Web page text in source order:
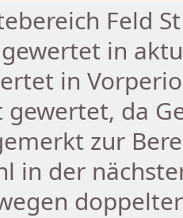
Feld
in
in
gewertet, da
zur
in der